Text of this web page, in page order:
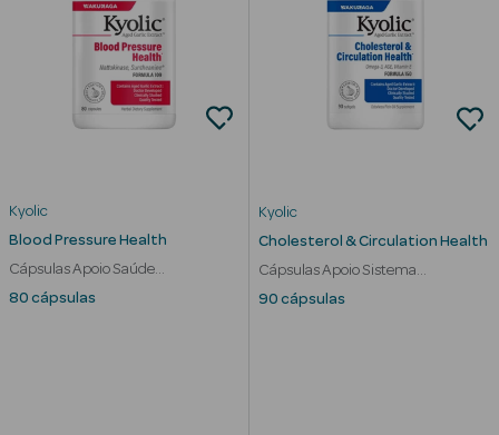
Rosto e
Hidratantes
Kyolic
Blood Pressure Health
Cápsulas Apoio Saúde
Cardiovascular
80 cápsulas
Kyolic
Cholesterol & Circulation Health
Cápsulas Apoio Sistema
Cardiovascular
90 cápsulas